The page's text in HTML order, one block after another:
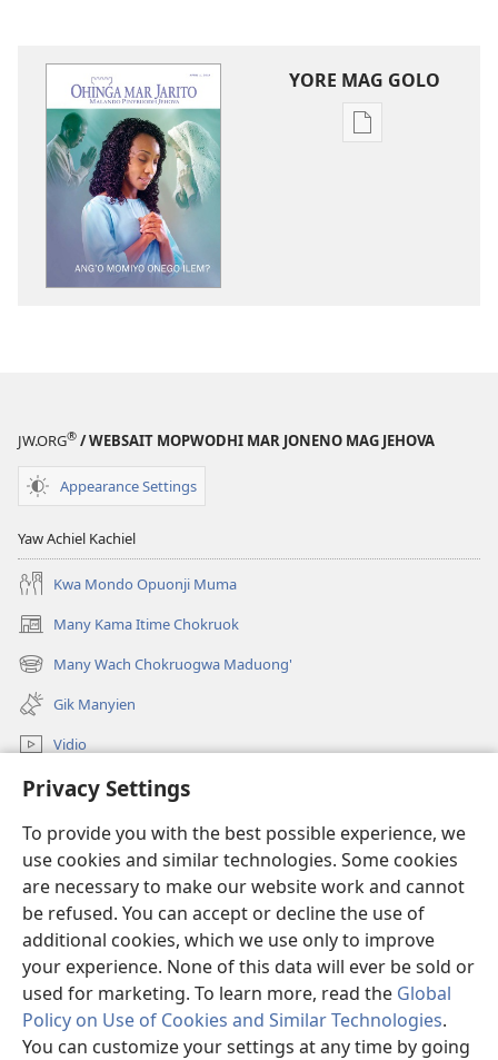
Privacy Settings
To provide you with the best possible experience, we
use cookies and similar technologies. Some cookies
are necessary to make our website work and cannot
be refused. You can accept or decline the use of
additional cookies, which we use only to improve
your experience. None of this data will ever be sold or
used for marketing. To learn more, read the Global
Policy on Use of Cookies and Similar Technologies.
You can customize your settings at any time by going
YORE MAG GOLO
Yore
Onego
Ilem?
JW.ORG® / WEBSAIT MOPWODHI MAR JONENO MAG JEHOVA
Appearance Settings
Yaw Achiel Kachiel
Kwa Mondo Opuonji Muma
Many Kama Itime Chokruok
(opens
new
window)
Many Wach Chokruogwa Maduong'
(opens
new
window)
Gik Manyien
Vidio
Many Gimoro e JW.ORG
Chiwo
(opens
new
window)Watchtower ONLINE LIBRARY™
(opens
new
JW Hub ®
(opens
new
window)